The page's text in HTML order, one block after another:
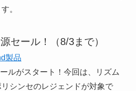
。
セール！（8/3まで）
製品
ルがスタート！今回は、リズム
シンセのレジェンドが対象で